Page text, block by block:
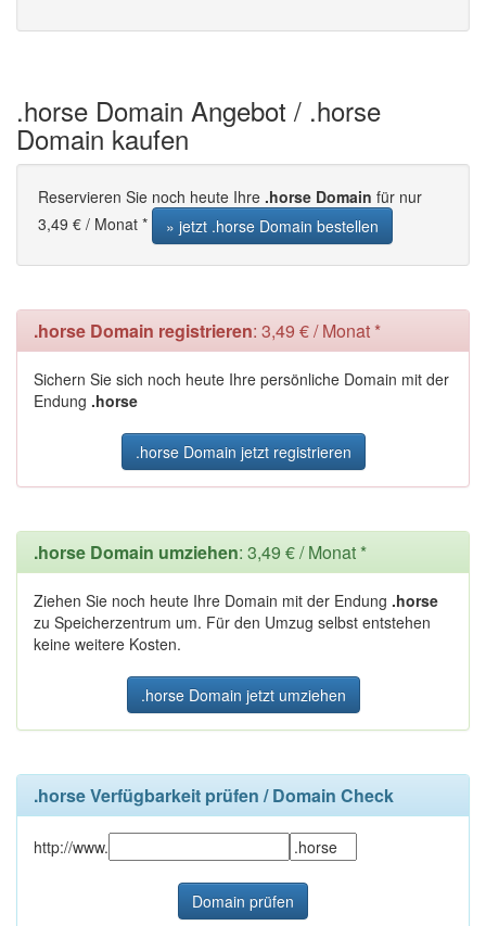
.horse Domain Angebot / .horse
Domain kaufen
Reservieren Sie noch heute Ihre .horse Domain für nur
3,49 € / Monat *
» jetzt .horse Domain bestellen
.horse Domain registrieren: 3,49 € / Monat *
Sichern Sie sich noch heute Ihre persönliche Domain mit der
Endung .horse
.horse Domain jetzt registrieren
.horse Domain umziehen: 3,49 € / Monat *
Ziehen Sie noch heute Ihre Domain mit der Endung .horse
zu Speicherzentrum um. Für den Umzug selbst entstehen
keine weitere Kosten.
.horse Domain jetzt umziehen
.horse Verfügbarkeit prüfen / Domain Check
http://www.